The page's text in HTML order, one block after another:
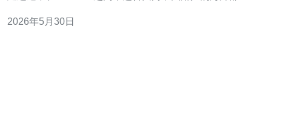
务可用性。 结合CDN和WAF能进一步降低回源压力，提高
2026年5月30日